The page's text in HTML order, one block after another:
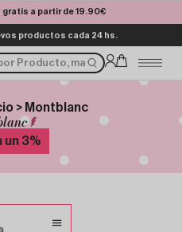
a partir de 19.90€
productos cada 24 hs.
> Montblanc
un 3%